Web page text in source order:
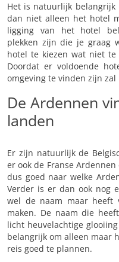
Het is natuurlijk
dan niet alleen het hotel
ligging van het hotel
plekken zijn die je graag
hotel te kiezen wat niet
Doordat er voldoende
omgeving te vinden zijn
De Ardennen
landen
Er zijn natuurlijk de
er ook de Franse
dus goed naar welke
Verder is er dan ook nog
wel de naam maar heeft
maken. De naam die
licht heuvelachtige
belangrijk om alleen maar
reis goed te plannen.